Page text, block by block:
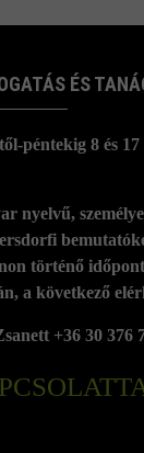
ÉS
péntekig 8 és
nyelvű,
történő időpont
a következő
+36 30 376